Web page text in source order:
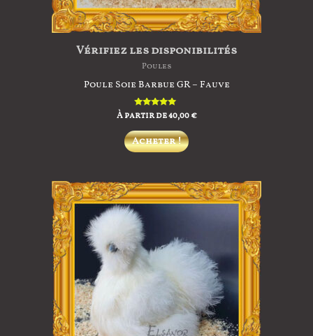
Vérifiez les disponibilités
Poules
Poule Soie Barbue GR – Fauve
Note
sur 5
À partir de40,00€
Acheter !
Ce
produit
plusieurs
variations.
options
peuvent
être
choisies
sur
la